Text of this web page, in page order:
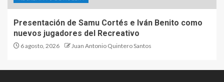
Presentación de Samu Cortés e Iván Benito como
nuevos jugadores del Recreativo
6 agosto, 2026 Juan Antonio Quintero Santos